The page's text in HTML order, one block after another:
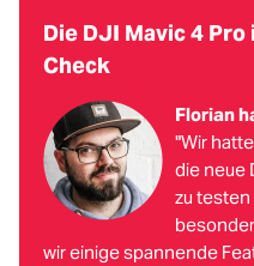
Die DJI Mavic 4
Check
Florian
"Wir
die neue
zu testen
wir einige spannende